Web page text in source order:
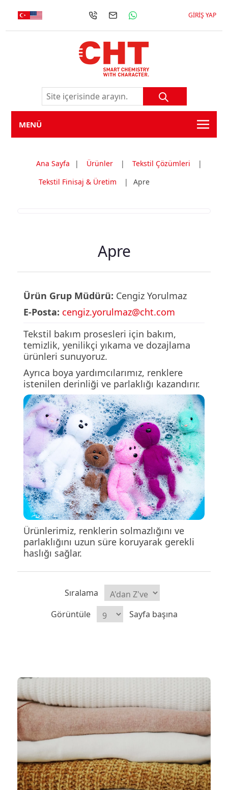
GIRIŞ YAP
MENÜ
Ana Sayfa | Ürünler | Tekstil Çözümleri
|
Tekstil Finisaj & Üretim
| Apre
Apre
Ürün Grup Müdürü: Cengiz Yorulmaz
E-Posta: cengiz.yorulmaz@cht.com
Tekstil bakım prosesleri için bakım,
temizlik, yenilikçi yıkama ve dozajlama
ürünleri sunuyoruz.
Ayrıca boya yardımcılarımız, renklere
istenilen derinliği ve parlaklığı kazandırır.
Ürünlerimiz, renklerin solmazlığını ve
parlaklığını uzun süre koruyarak gerekli
haslığı sağlar.
Sıralama
Görüntüle
Sayfa başına